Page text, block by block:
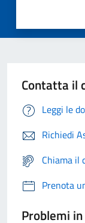
Contatta il
Leggi le
Richiedi
Chiama il
Prenota
Problemi